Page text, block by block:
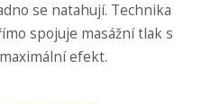
se natahují. Technika
spojuje masážní tlak s
efekt.